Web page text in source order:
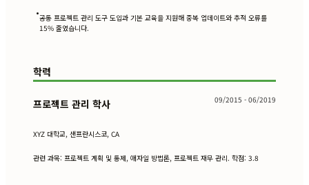
•공통 프로젝트 관리 도구 도입과 기본 교육을 지원해 중복 업데이트와 추적 오류를
15% 줄였습니다.
학력
프로젝트 관리 학사 09/2015 - 06/2019
XYZ 대학교, 샌프란시스코, CA
관련 과목: 프로젝트 계획 및 통제, 애자일 방법론, 프로젝트 재무 관리. 학점: 3.8